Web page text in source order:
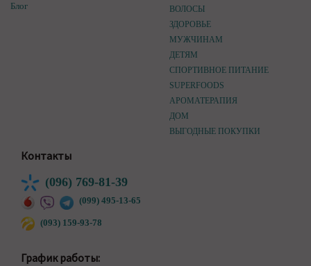
Блог
ВОЛОСЫ
ЗДОРОВЬЕ
МУЖЧИНАМ
ДЕТЯМ
СПОРТИВНОЕ ПИТАНИЕ
SUPERFOODS
АРОМАТЕРАПИЯ
ДОМ
ВЫГОДНЫЕ ПОКУПКИ
Контакты
(096) 769-81-39
(099) 495-13-65
(093) 159-93-78
График работы: